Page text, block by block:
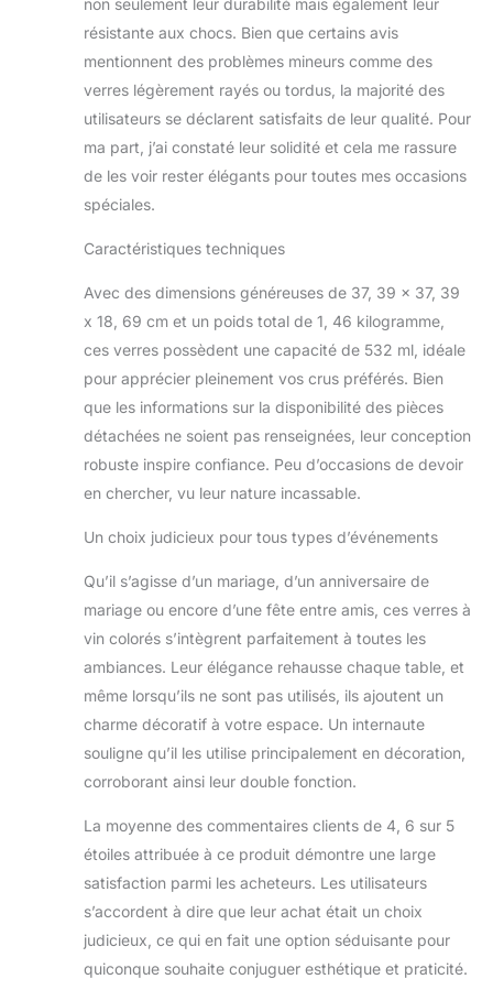
couleurs et différents
ensembles, vous
pouvez choisir un
vin en acier inoxydable
comme cadeau de
Noël, cadeau
d'anniversaire, cadeau
de mariage, cadeau de
fiançailles, cadeau de
fête prénuptiale,
cadeau d'anniversaire,
cadeau de
Thanksgiving pour
votre famille, mari,
épouse, papa, maman,
sœur, amis, collègues,
amateurs de vin... Ce
cadeau unique et
attentionné les fera
heureux et chaleureux.
supérieure : ces 8
verres à vin en acier
inoxydable sont
inoxydable 18/8 304 de
haute qualité,
incassables, durables
et gardent le froid
vin ordinaires.
Multifonction : les
verres à vin en acier
inoxydable d'une
capacité de 530 ml
peuvent répondre à vos
besoins pour de
nombreuses boissons :
vin, cocktail,
résistante aux chocs. Bien que certains avis
mentionnent des problèmes mineurs comme des
verres légèrement rayés ou tordus, la majorité des
utilisateurs se déclarent satisfaits de leur qualité. Pour
ma part, j’ai constaté leur solidité et cela me rassure
de les voir rester élégants pour toutes mes occasions
spéciales.
Caractéristiques techniques
Avec des dimensions généreuses de 37, 39 x 37, 39
x 18, 69 cm et un poids total de 1, 46 kilogramme,
ces verres possèdent une capacité de 532 ml, idéale
pour apprécier pleinement vos crus préférés. Bien
que les informations sur la disponibilité des pièces
détachées ne soient pas renseignées, leur conception
robuste inspire confiance. Peu d’occasions de devoir
en chercher, vu leur nature incassable.
Un choix judicieux pour tous types d’événements
Qu’il s’agisse d’un mariage, d’un anniversaire de
mariage ou encore d’une fête entre amis, ces verres à
vin colorés s’intègrent parfaitement à toutes les
ambiances. Leur élégance rehausse chaque table, et
même lorsqu’ils ne sont pas utilisés, ils ajoutent un
charme décoratif à votre espace. Un internaute
souligne qu’il les utilise principalement en décoration,
corroborant ainsi leur double fonction.
La moyenne des commentaires clients de 4, 6 sur 5
étoiles attribuée à ce produit démontre une large
satisfaction parmi les acheteurs. Les utilisateurs
s’accordent à dire que leur achat était un choix
judicieux, ce qui en fait une option séduisante pour
quiconque souhaite conjuguer esthétique et praticité.